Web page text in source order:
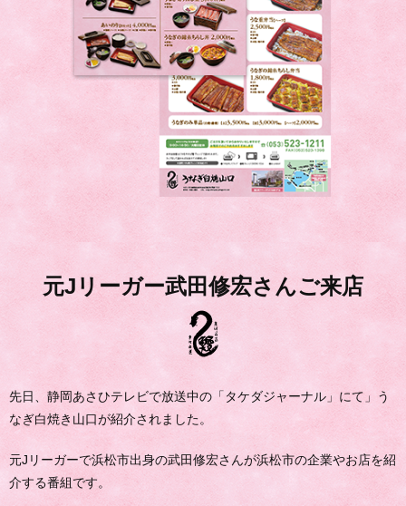
元Jリーガー武田修宏さんご来店
先日、静岡あさひテレビで放送中の「タケダジャーナル」にて」う
なぎ白焼き山口が紹介されました。
元Jリーガーで浜松市出身の武田修宏さんが浜松市の企業やお店を紹
介する番組です。